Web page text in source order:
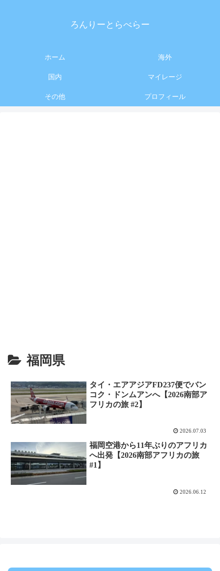
ろんりーとらべらー
ホーム 海外
国内 マイレージ
その他 プロフィール
福岡県
タイ・エアアジアFD237便でバン
コク・ドンムアンへ【2026南部ア
フリカの旅 #2】
2026.07.03
福岡空港から11年ぶりのアフリカ
へ出発【2026南部アフリカの旅
#1】
2026.06.12